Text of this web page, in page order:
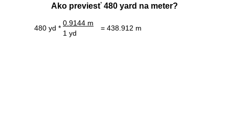
Ako previesť 480 yard na meter?
480 yd *
0.9144 m
= 438.912 m
1 yd